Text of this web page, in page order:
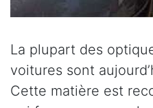
La plupart des
voitures sont
Cette matière est